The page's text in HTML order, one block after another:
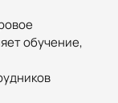
обучение,